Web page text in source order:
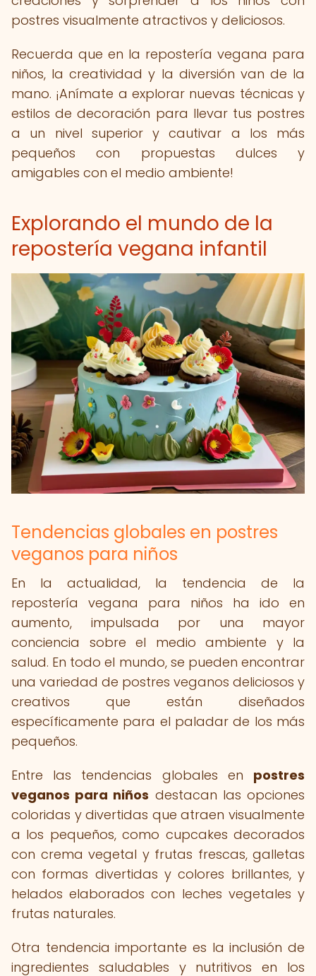
postres visualmente atractivos y deliciosos.
Recuerda que en la repostería vegana para
niños, la creatividad y la diversión van de la
mano. ¡Anímate a explorar nuevas técnicas y
estilos de decoración para llevar tus postres
a un nivel superior y cautivar a los más
pequeños con propuestas dulces y
amigables con el medio ambiente!
Explorando el mundo de la
repostería vegana infantil
Tendencias globales en postres
veganos para niños
En la actualidad, la tendencia de la
repostería vegana para niños ha ido en
aumento, impulsada por una mayor
conciencia sobre el medio ambiente y la
salud. En todo el mundo, se pueden encontrar
una variedad de postres veganos deliciosos y
creativos que están diseñados
específicamente para el paladar de los más
pequeños.
Entre las tendencias globales en postres
veganos para niños destacan las opciones
coloridas y divertidas que atraen visualmente
a los pequeños, como cupcakes decorados
con crema vegetal y frutas frescas, galletas
con formas divertidas y colores brillantes, y
helados elaborados con leches vegetales y
frutas naturales.
Otra tendencia importante es la inclusión de
ingredientes saludables y nutritivos en los